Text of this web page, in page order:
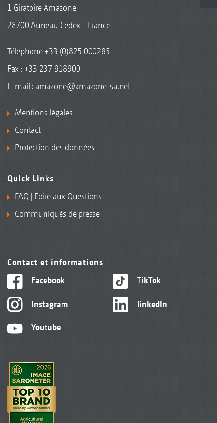
1 Giratoire Amazone
28700 Auneau Cedex - France
Téléphone+33 (0)825 000285
Fax : +33 237 918900
E-mail : amazone@amazone-sa.net
Mentions légales
Contact
Protection des données
Quick Links
FAQ | Foire aux Questions
Communiqués de presse
Contact et informations
Facebook
Instagram
Youtube
TikTok
linkedIn